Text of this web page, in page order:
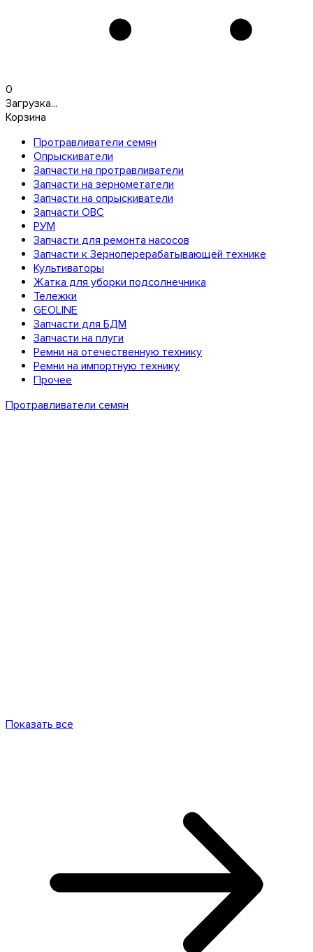
0
Загрузка...
Корзина
Протравливатели семян
Опрыскиватели
Запчасти на протравливатели
Запчасти на зернометатели
Запчасти на опрыскиватели
Запчасти ОВС
РУМ
Запчасти для ремонта насосов
Запчасти к Зерноперерабатывающей технике
Культиваторы
Жатка для уборки подсолнечника
Тележки
GEOLINE
Запчасти для БДМ
Запчасти на плуги
Ремни на отечественную технику
Ремни на импортную технику
Прочее
Протравливатели семян
Показать все